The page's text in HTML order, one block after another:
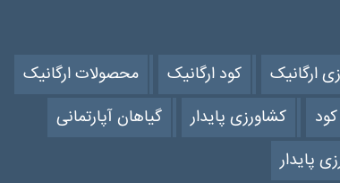
ارگانیک کود ارگانیک
محصولات ارگانیک
کود کشاورزی پایدار
گیاهان آپارتمانی
پایدار